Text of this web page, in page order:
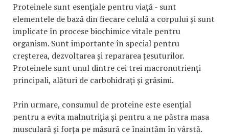
Proteinele sunt esențiale pentru viață - sunt
elementele de bază din fiecare celulă a corpului și sunt
implicate în procese biochimice vitale pentru
organism. Sunt importante în special pentru
creșterea, dezvoltarea și repararea țesuturilor.
Proteinele sunt unul dintre cei trei macronutrienți
principali, alături de carbohidrați și grăsimi.
Prin urmare, consumul de proteine este esențial
pentru a evita malnutriția și pentru a ne păstra masa
musculară și forța pe măsură ce înaintăm în vârstă.